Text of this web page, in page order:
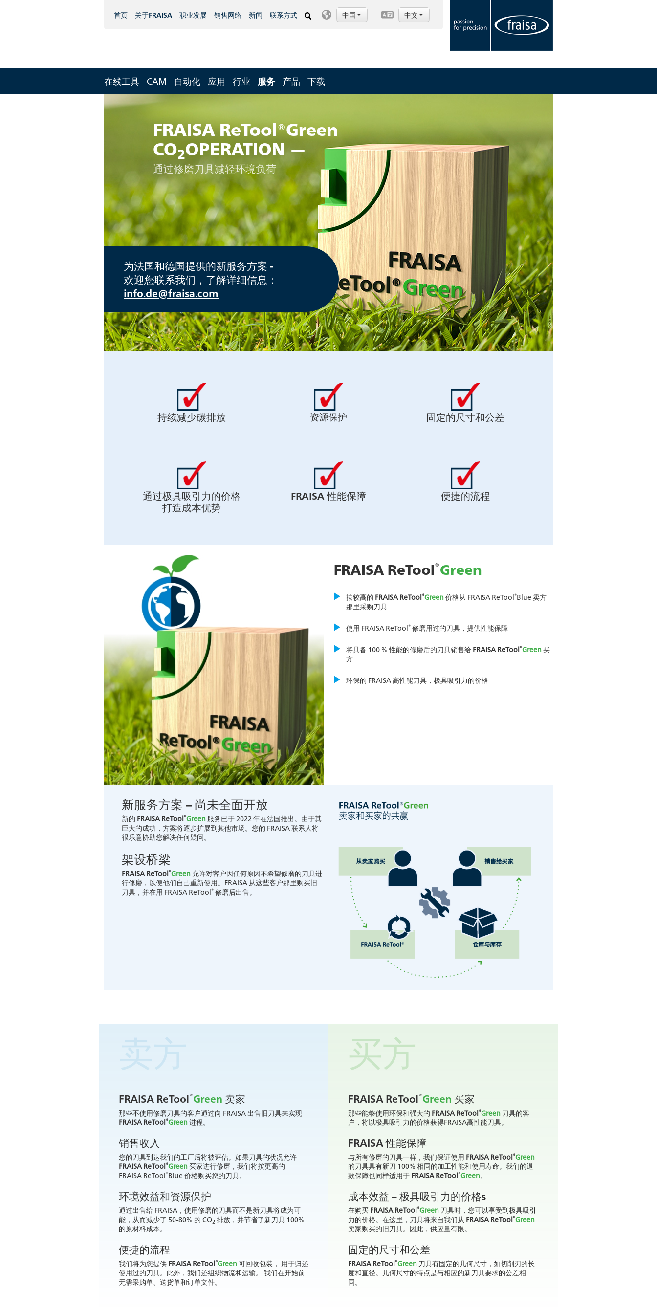
首页 关于FRAISA 职业发展 销售网络 新闻 联系方式 中国 中文
在线工具 CAM 自动化 应用 行业 服务 产品 下载
为法国和德国提供的新服务方案 -
欢迎您联系我们，了解详细信息：
info.de@fraisa.com
FRAISA ReTool®Green
CO2OPERATION —
通过修磨刀具减轻环境负荷
持续减少碳排放 资源保护 固定的尺寸和公差
通过极具吸引力的价格
打造成本优势
FRAISA 性能保障 便捷的流程
FRAISA ReTool®Green
按较高的 FRAISA ReTool®Green 价格从 FRAISA ReTool®Blue 卖方
那里采购刀具
使用 FRAISA ReTool®修磨用过的刀具，提供性能保障
将具备 100 % 性能的修磨后的刀具销售给 FRAISA ReTool®Green 买
方
环保的 FRAISA 高性能刀具，极具吸引力的价格
新服务方案 – 尚未全面开放
新的 FRAISA ReTool®Green 服务已于 2022 年在法国推出。由于其
巨大的成功，方案将逐步扩展到其他市场。您的 FRAISA 联系人将
很乐意协助您解决任何疑问。
架设桥梁
FRAISA ReTool®Green 允许对客户因任何原因不希望修磨的刀具进
行修磨，以便他们自己重新使用。FRAISA 从这些客户那里购买旧
刀具，并在用 FRAISA ReTool®修磨后出售。
卖方
FRAISA ReTool®Green 卖家
那些不使用修磨刀具的客户通过向 FRAISA 出售旧刀具来实现
FRAISA ReTool®Green 进程。
销售收入
您的刀具到达我们的工厂后将被评估。如果刀具的状况允许
FRAISA ReTool®Green 买家进行修磨，我们将按更高的
FRAISA ReTool®Blue 价格购买您的刀具。
环境效益和资源保护
通过出售给 FRAISA，使用修磨的刀具而不是新刀具将成为可
能，从而减少了 50-80% 的 CO2 排放，并节省了新刀具 100%
的原材料成本。
便捷的流程
我们将为您提供 FRAISA ReTool®Green 可回收包装， 用于归还
使用过的刀具。此外，我们还组织物流和运输。 我们在开始前
无需采购单、送货单和订单文件。
买方
FRAISA ReTool®Green 买家
那些能够使用环保和强大的 FRAISA ReTool®Green 刀具的客
户，将以极具吸引力的价格获得FRAISA高性能刀具。
FRAISA 性能保障
与所有修磨的刀具一样，我们保证使用 FRAISA ReTool®Green
的刀具具有新刀 100% 相同的加工性能和使用寿命。我们的退
款保障也同样适用于 FRAISA ReTool®Green。
成本效益 – 极具吸引力的价格s
在购买 FRAISA ReTool®Green 刀具时，您可以享受到极具吸引
力的价格。在这里，刀具将来自我们从 FRAISA ReTool®Green
卖家购买的旧刀具。因此，供应量有限。
固定的尺寸和公差
FRAISA ReTool®Green 刀具有固定的几何尺寸，如切削刃的长
度和直径。几何尺寸的特点是与相应的新刀具要求的公差相
同。